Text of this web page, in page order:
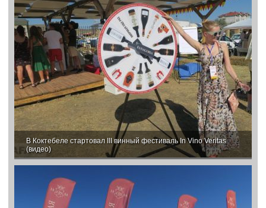
В Коктебеле стартовал III винный фестиваль In Vino Veritas
(видео)